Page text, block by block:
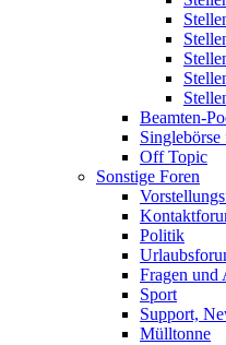
Beamten-
Off Topic
Sonstige Foren
Politik
Fragen und
Sport
Support,
Mülltonne